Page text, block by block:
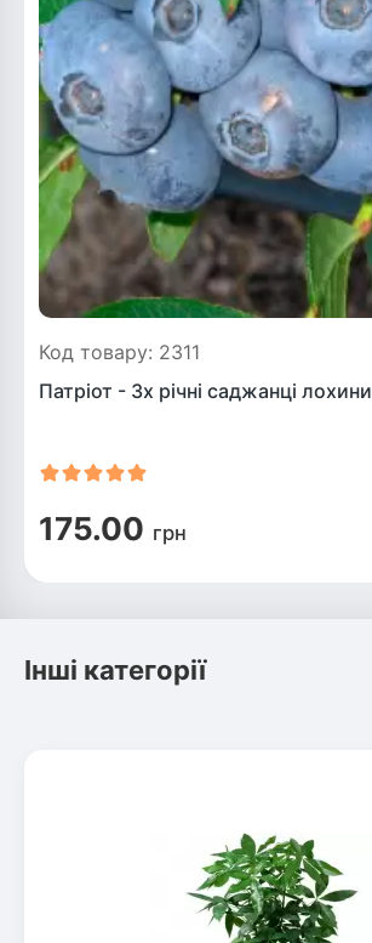
Код товару: 2311
Патріот - 3х річні саджанці лохини
175.00 грн
Інші категорії